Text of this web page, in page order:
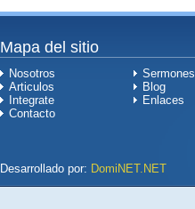
Mapa del sitio
Nosotros
Sermones
Articulos
Blog
Integrate
Enlaces
Contacto
Desarrollado por: DomiNET.NET